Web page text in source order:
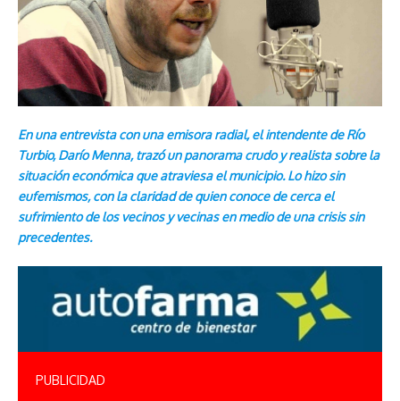
En una entrevista con una emisora radial, el intendente de Río
Turbio, Darío Menna, trazó un panorama crudo y realista sobre la
situación económica que atraviesa el municipio. Lo hizo sin
eufemismos, con la claridad de quien conoce de cerca el
sufrimiento de los vecinos y vecinas en medio de una crisis sin
precedentes.
PUBLICIDAD